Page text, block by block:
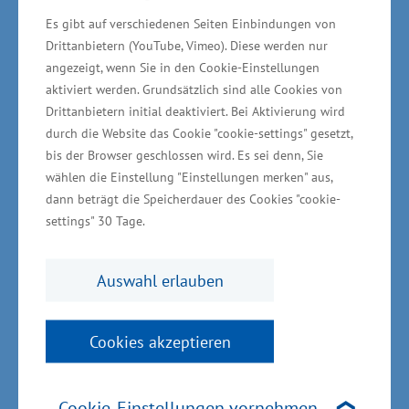
Es gibt auf verschiedenen Seiten Einbindungen von
Drittanbietern (YouTube, Vimeo). Diese werden nur
angezeigt, wenn Sie in den Cookie-Einstellungen
aktiviert werden. Grundsätzlich sind alle Cookies von
Drittanbietern initial deaktiviert. Bei Aktivierung wird
durch die Website das Cookie "cookie-settings" gesetzt,
bis der Browser geschlossen wird. Es sei denn, Sie
wählen die Einstellung "Einstellungen merken" aus,
dann beträgt die Speicherdauer des Cookies "cookie-
settings" 30 Tage.
Auswahl erlauben
Cookies akzeptieren
Grenzüberschreitende
Zusammenarbeit mit Stettin
weiter ausbauen
In Mecklenburg-Vorpommern gehören zudem
ausländische Investoren und internationale
Unternehmen zur Unternehmenslandschaft,
beispielsweise das dänische Unternehmen
DeLaVal GmbH und die schwedische Schurpack
schweizerische Nestlé Deutschland AG in
Schwerin und die Liebherr MCCtec Rostock
GmbH (eine einhundertprozentige
Tochtergesellschaft der Liebherr-MCCtec GmbH,
Nenzing/Österreich, deren Konzernspitze die